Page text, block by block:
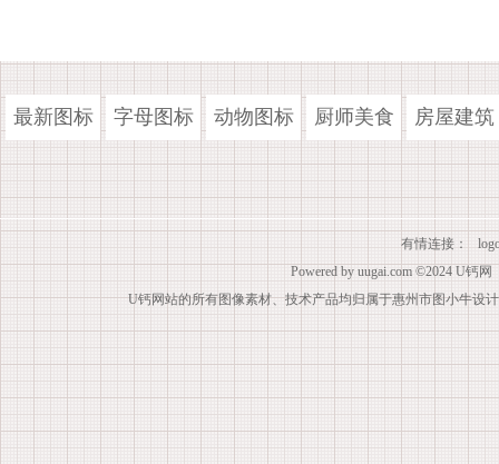
最新图标 字母图标 动物图标 厨师美食 房屋建筑
有情连接：
Powered by uugai.com ©2024 U钙网
U钙网站的所有图像素材、技术产品均归属于惠州市图小牛设